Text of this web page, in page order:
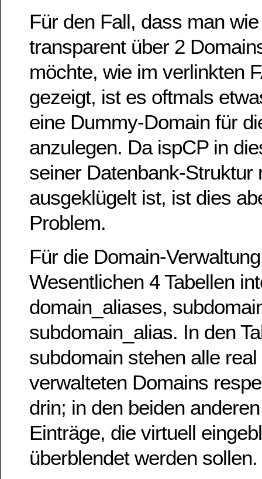
Für den Fall, dass man
transparent über 2
möchte, wie im verlinkten
gezeigt, ist es oftmals
eine Dummy-Domain für
anzulegen. Da ispCP in
seiner Datenbank-Struktur
ausgeklügelt ist, ist dies
Problem.
Für die Domain-
Wesentlichen 4 Tabellen
domain_aliases,
subdomain_alias. In den
subdomain stehen alle
verwalteten Domains
drin; in den beiden
Einträge, die virtuell
überblendet werden sollen.